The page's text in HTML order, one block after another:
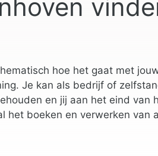
hoe het gaat met
Je kan als bedrijf of
en jij aan het eind van
het boeken en verwerken